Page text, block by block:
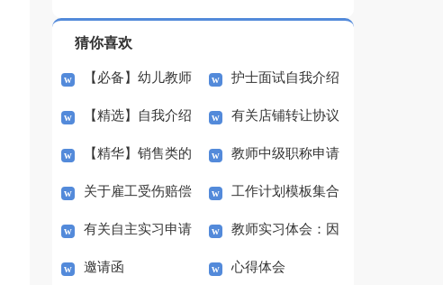
猜你喜欢
【必备】幼儿教师
培训总结集合5篇
护士面试自我介绍
(汇编15篇)
【精选】自我介绍
的作文300字集锦八篇
有关店铺转让协议
书3篇
【精华】销售类的
实习报告锦集六篇
教师中级职称申请
书
关于雇工受伤赔偿
协议书范本（精选3
篇）
工作计划模板集合
七篇
有关自主实习申请
书3篇
教师实习体会：因
材施教
邀请函 心得体会